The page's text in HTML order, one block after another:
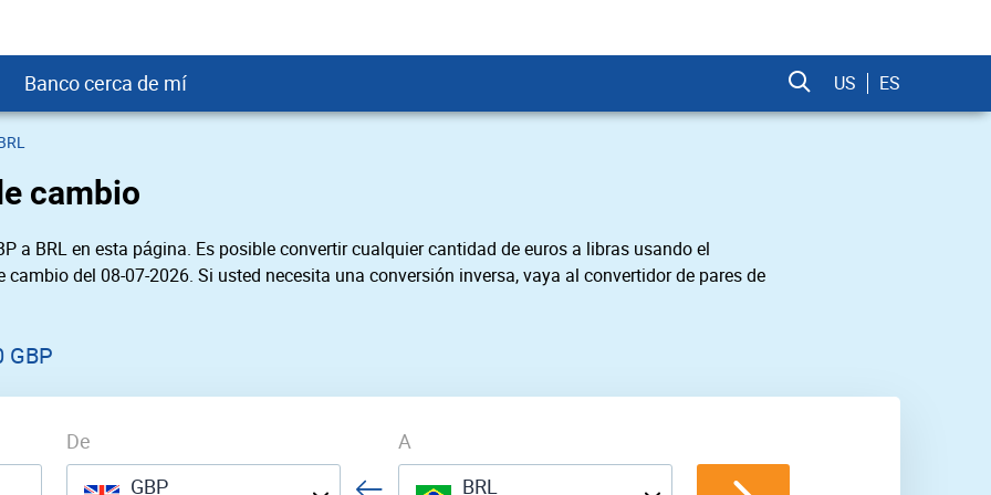
crediticio
justo
Banco cerca de mí
de Mí
Cerca de Mí
Cerca de Mí
de Mí
Cerca de Mí
US ES
cambio
a BRL en esta página. Es posible convertir cualquier cantidad de euros a libras usando el
del 08-07-2026. Si usted necesita una conversión inversa, vaya al convertidor de pares de
GBP
De
GBP
A
BRL